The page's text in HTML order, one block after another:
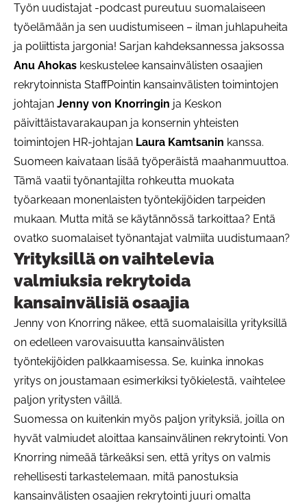
Työn uudistajat -podcast pureutuu suomalaiseen
työelämään ja sen uudistumiseen – ilman juhlapuheita
ja poliittista jargonia! Sarjan kahdeksannessa jaksossa
Anu Ahokas keskustelee kansainvälisten osaajien
rekrytoinnista StaffPointin kansainvälisten toimintojen
johtajan Jenny von Knorringin ja Keskon
päivittäistavarakaupan ja konsernin yhteisten
toimintojen HR-johtajan Laura Kamtsanin kanssa.
Suomeen kaivataan lisää työperäistä maahanmuuttoa.
Tämä vaatii työnantajilta rohkeutta muokata
työarkeaan monenlaisten työntekijöiden tarpeiden
mukaan. Mutta mitä se käytännössä tarkoittaa? Entä
ovatko suomalaiset työnantajat valmiita uudistumaan?
Yrityksillä on vaihtelevia
valmiuksia rekrytoida
kansainvälisiä osaajia
Jenny von Knorring näkee, että suomalaisilla yrityksillä
on edelleen varovaisuutta kansainvälisten
työntekijöiden palkkaamisessa. Se, kuinka innokas
yritys on joustamaan esimerkiksi työkielestä, vaihtelee
paljon yritysten väillä.
Suomessa on kuitenkin myös paljon yrityksiä, joilla on
hyvät valmiudet aloittaa kansainvälinen rekrytointi. Von
Knorring nimeää tärkeäksi sen, että yritys on valmis
rehellisesti tarkastelemaan, mitä panostuksia
kansainvälisten osaajien rekrytointi juuri omalta